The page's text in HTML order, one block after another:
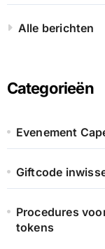
Alle berichten
Categorieën
Evenement
Giftcode
Procedures
tokens